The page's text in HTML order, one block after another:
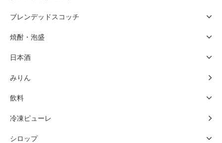
ブレンデッドスコッチ
焼酎・泡盛
日本酒
みりん
飲料
冷凍ピューレ
シロップ